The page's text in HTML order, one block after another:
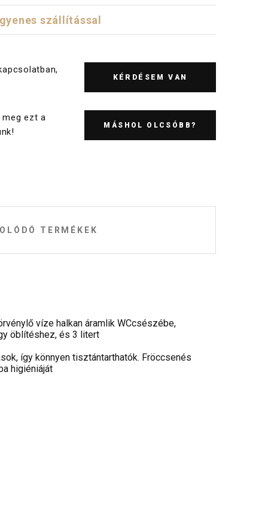
szállítással
KÉRDÉSEM VAN
ezt a
MÁSHOL OLCSÓBB?
TERMÉKEK
víze halkan áramlik WCcsészébe,
öblítéshez, és 3 litert
így könnyen tisztántarthatók. Fröccsenés
higiéniáját